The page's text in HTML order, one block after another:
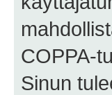
COPPA-
Sinun